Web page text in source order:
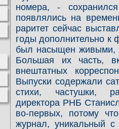
номера, -
появлялись на
раритет сейчас
годы дополнительно к
был насыщен живыми,
Большая их часть,
внештатных
Выпуски содержали
стихи, частушки,
директора РНБ
во-первых, потому
журнал, уникальный с